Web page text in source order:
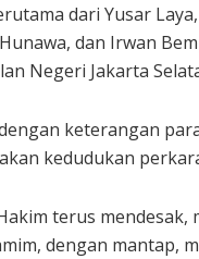
dari Yusar
dan Irwan
Negeri Jakarta
keterangan
kedudukan
terus
dengan mantap,